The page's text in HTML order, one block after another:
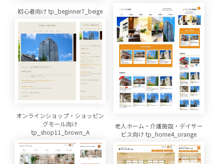
初心者向け tp_beginner7_beige
オンラインショップ・ショッピン
グモール向け
tp_shop11_brown_A
老人ホーム・介護施設・デイサー
ビス向け tp_home4_orange